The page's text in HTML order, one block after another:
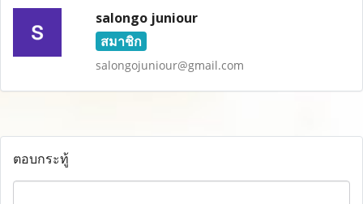
salongo juniour
สมาชิก
salongojuniour@gmail.com
ตอบกระทู้